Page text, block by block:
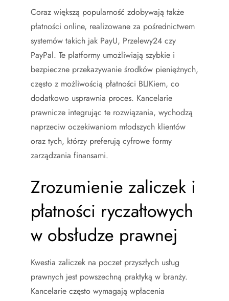
Coraz większą popularność zdobywają także
płatności online, realizowane za pośrednictwem
systemów takich jak PayU, Przelewy24 czy
PayPal. Te platformy umożliwiają szybkie i
bezpieczne przekazywanie środków pieniężnych,
często z możliwością płatności BLIKiem, co
dodatkowo usprawnia proces. Kancelarie
prawnicze integrując te rozwiązania, wychodzą
naprzeciw oczekiwaniom młodszych klientów
oraz tych, którzy preferują cyfrowe formy
zarządzania finansami.
Zrozumienie zaliczek i
płatności ryczałtowych
w obsłudze prawnej
Kwestia zaliczek na poczet przyszłych usług
prawnych jest powszechną praktyką w branży.
Kancelarie często wymagają wpłacenia